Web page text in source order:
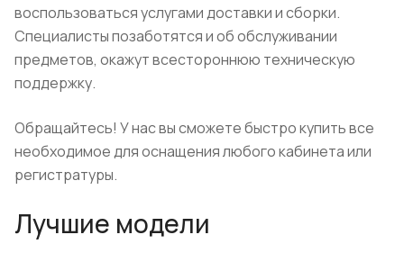
воспользоваться услугами доставки и сборки.
Специалисты позаботятся и об обслуживании
предметов, окажут всестороннюю техническую
поддержку.
Обращайтесь! У нас вы сможете быстро купить все
необходимое для оснащения любого кабинета или
регистратуры.
Лучшие модели